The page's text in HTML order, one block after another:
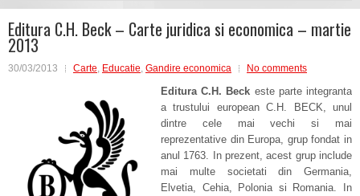
Editura C.H. Beck – Carte juridica si economica – martie
2013
30/03/2013 Carte, Educatie, Gandire economica No comments
Editura C.H. Beck este parte integranta
a trustului european C.H. BECK, unul
dintre cele mai vechi si mai
reprezentative din Europa, grup fondat in
anul 1763. In prezent, acest grup include
mai multe societati din Germania,
Elvetia, Cehia, Polonia si Romania. In